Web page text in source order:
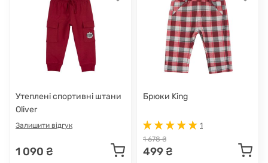
Утеплені спортивні штани
Oliver
Залишити відгук
1 090 ₴
Брюки King
1
1 678 ₴
499 ₴